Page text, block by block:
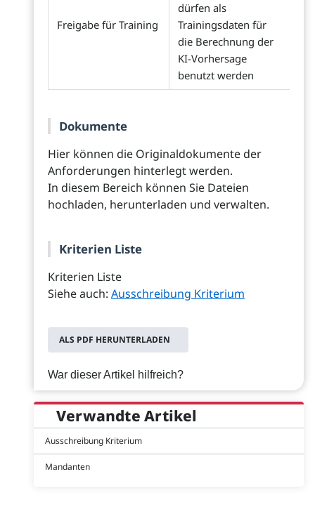
Freigabe für Training
dürfen als
Trainingsdaten für
die Berechnung der
KI-Vorhersage
benutzt werden
Dokumente
Hier können die Originaldokumente der
Anforderungen hinterlegt werden.
In diesem Bereich können Sie Dateien
hochladen, herunterladen und verwalten.
Kriterien Liste
Kriterien Liste
Siehe auch: Ausschreibung Kriterium
ALS PDF HERUNTERLADEN
War dieser Artikel hilfreich?
Verwandte Artikel
Ausschreibung Kriterium
Mandanten